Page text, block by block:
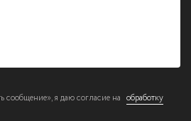
я даю согласие на обработку